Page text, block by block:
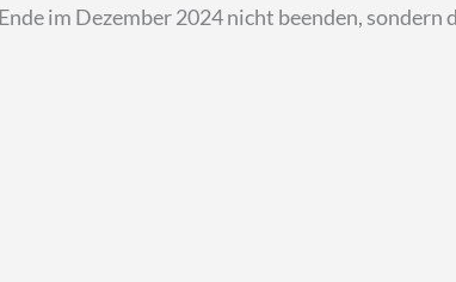
im Dezember 2024 nicht beenden, sondern